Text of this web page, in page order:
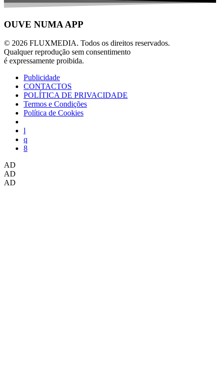
OUVE NUMA APP
© 2026 FLUXMEDIA. Todos os direitos reservados.
Qualquer reprodução sem consentimento
é expressamente proibida.
Publicidade
CONTACTOS
POLÍTICA DE PRIVACIDADE
Termos e Condições
Política de Cookies
AD
AD
AD